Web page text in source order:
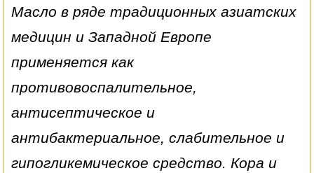
Масло в ряде традиционных азиатских
медицин и Западной Европе
применяется как
противовоспалительное,
антисептическое и
антибактериальное, слабительное и
гипогликемическое средство. Кора и